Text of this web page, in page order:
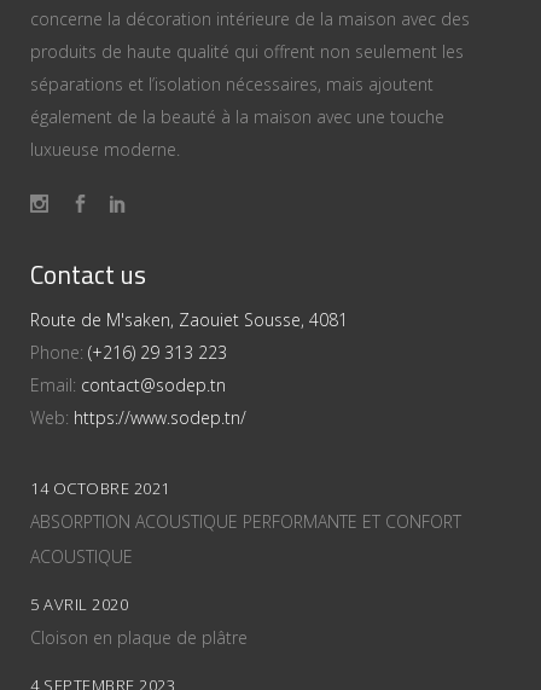
concerne la décoration intérieure de la maison avec des
produits de haute qualité qui offrent non seulement les
séparations et l’isolation nécessaires, mais ajoutent
également de la beauté à la maison avec une touche
luxueuse moderne.
Contact us
Route de M'saken, Zaouiet Sousse, 4081
Phone: (+216) 29 313 223
Email: contact@sodep.tn
Web: https://www.sodep.tn/
14 OCTOBRE 2021
ABSORPTION ACOUSTIQUE PERFORMANTE ET CONFORT
ACOUSTIQUE
5 AVRIL 2020
Cloison en plaque de plâtre
4 SEPTEMBRE 2023